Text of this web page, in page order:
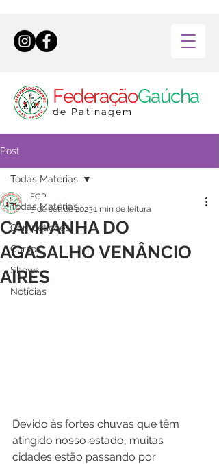
FederaçãoGaúcha
de Patinagem
Post
Todas Matérias
Competições
Cursos
Shows
Notícias
Todas Matérias
CAMPANHA DO
AGASALHO VENÂNCIO
AIRES
FGP
5 de set. de 20231 min de leitura
Devido às fortes chuvas que têm
atingido nosso estado, muitas
cidades estão passando por